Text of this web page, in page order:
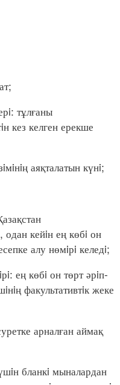
тұлғаны
кез келген ерекше
аяқталатын күнi;
кейiн ең көбi он
алу нөмiрi келедi;
ең көбi он төрт әрiп-
факультативтiк жеке
арналған аймақ
бланкi мыналардан